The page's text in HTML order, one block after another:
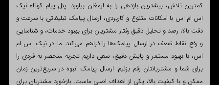
کمترین تلاش، بیشترین بازدهی را به ارمغان بیاورد. پنل پیام کوتاه نیک
اس ام اس با امکانات متنوع و کاربردی، ارسال پیامک تبلیغاتی با سرعت و
دقت بالا، رصد و تحلیل دقیق رفتار مشتریان برای بهبود خدمات، و شناسایی
و رفع نقاط ضعف در ارسال پیامک‌ها را فراهم می‌کند. ما در نیک اس ام
اس، با بهبود مستمر و پایش دقیق، سعی داریم تجربه منحصر به فردی را
برای شما و مشتریانتان رقم بزنیم. ارسال پیامک انبوه در سریع‌ترین زمان
ممکن و با کیفیت بالا، یکی از اهداف اصلی ماست. بازخورد مشتریان برای